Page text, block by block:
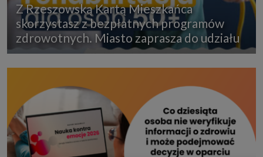
Z Rzeszowską Kartą Mieszkańca
skorzystasz z bezpłatnych programów
zdrowotnych. Miasto zaprasza do udziału